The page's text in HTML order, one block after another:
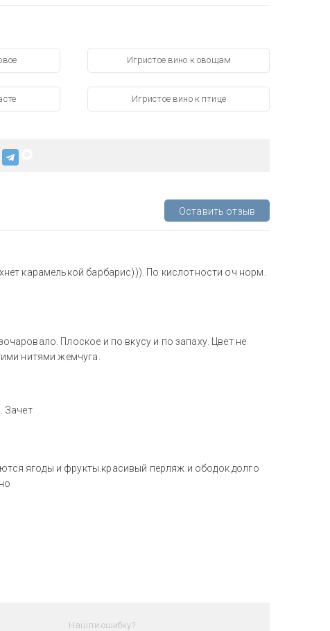
Игристое вино к овощам
Игристое вино к птице
Оставить отзыв
карамелькой барбарис))). По кислотности оч норм.
Плоское и по вкусу и по запаху. Цвет не
нитями жемчуга.
Зачет
ягоды и фрукты.красивый перляж и ободок долго
Нашли ошибку?